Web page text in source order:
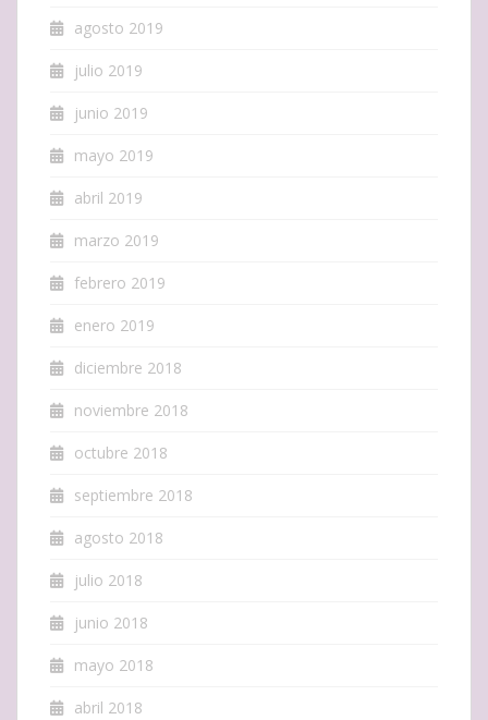
agosto 2019
julio 2019
junio 2019
mayo 2019
abril 2019
marzo 2019
febrero 2019
enero 2019
diciembre 2018
noviembre 2018
octubre 2018
septiembre 2018
agosto 2018
julio 2018
junio 2018
mayo 2018
abril 2018